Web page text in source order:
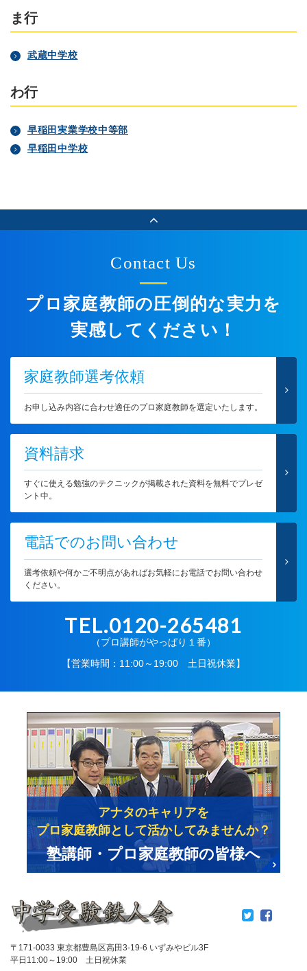
ま行
武蔵中学校
わ行
早稲田実業学校中等部
早稲田中学校
Contact Us
プロ家庭教師の圧倒的な実力を
実感してください！
家庭教師選考依頼
お申し込み内容に合わせ適任のプロ家庭教師を選定いたします。
資料請求
すぐに使える勉強のテクニックが掲載された資料を無料でプレゼ
ント中。
電話でのお問い合わせ
選考依頼や何かご不明点があればお気軽にお電話でお問い合わせ
ください。
TEL.0120-265481
（プロ講師がやっぱり１番）
【営業時間：11:00～19:00 土日祝休業】
〒171-0033 東京都豊島区高田3-19-6 いずみやビル3F
平日11:00～19:00 土日祝休業
アナタのキャリアを
プロ家庭教師として活かしてみませんか？
塾講師・プロ家庭教師の皆様へ